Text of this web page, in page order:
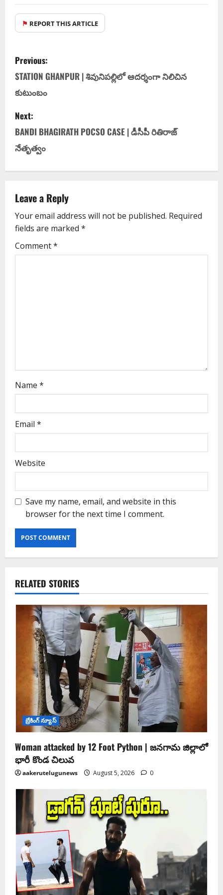
⚑ REPORT THIS ARTICLE
Previous:
STATION GHANPUR | శివునిపల్లిలో ఆదర్శంగా నిలిచిన
కుటుంబం
Next:
BANDI BHAGIRATH POCSO CASE | డీసీపీ రితిరాజ్
నేతృత్వం
Leave a Reply
Your email address will not be published. Required
fields are marked *
Comment*
Name *
Email *
Website
Save my name, email, and website in this
browser for the next time I comment.
RELATED STORIES
బ్రేకింగ్ న్యూస్
Woman attacked by 12 Foot Python | జనగామ జిల్లాలో
భారీ కొండ చిలువ
aakerutelugunews August 5, 2026 0